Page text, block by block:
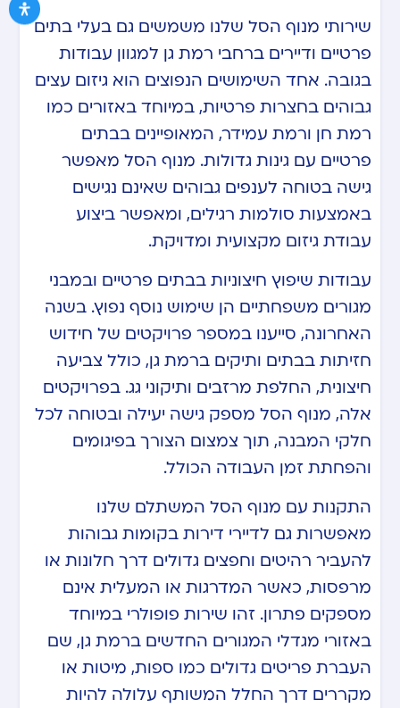
שירותי מנוף הסל שלנו משמשים גם בעלי בתים
פרטיים ודיירים ברחבי רמת גן למגוון עבודות
בגובה. אחד השימושים הנפוצים הוא גיזום עצים
גבוהים בחצרות פרטיות, במיוחד באזורים כמו
רמת חן ורמת עמידר, המאופיינים בבתים
פרטיים עם גינות גדולות. מנוף הסל מאפשר
גישה בטוחה לענפים גבוהים שאינם נגישים
באמצעות סולמות רגילים, ומאפשר ביצוע
עבודת גיזום מקצועית ומדויקת.
עבודות שיפוץ חיצוניות בבתים פרטיים ובמבני
מגורים משפחתיים הן שימוש נוסף נפוץ. בשנה
האחרונה, סייענו במספר פרויקטים של חידוש
חזיתות בבתים ותיקים ברמת גן, כולל צביעה
חיצונית, החלפת מרזבים ותיקוני גג. בפרויקטים
אלה, מנוף הסל מספק גישה יעילה ובטוחה לכל
חלקי המבנה, תוך צמצום הצורך בפיגומים
והפחתת זמן העבודה הכולל.
התקנות עם מנוף הסל המשתלם שלנו
מאפשרות גם לדיירי דירות בקומות גבוהות
להעביר רהיטים וחפצים גדולים דרך חלונות או
מרפסות, כאשר המדרגות או המעלית אינם
מספקים פתרון. זהו שירות פופולרי במיוחד
באזורי מגדלי המגורים החדשים ברמת גן, שם
העברת פריטים גדולים כמו ספות, מיטות או
מקררים דרך החלל המשותף עלולה להיות